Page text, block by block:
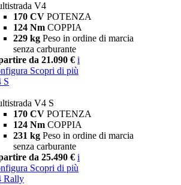
V4
170 CV POTENZA
124 Nm COPPIA
229 kg Peso in ordine di marcia
senza carburante
da 21.090 € i
Scopri di più
S
V4 S
170 CV POTENZA
124 Nm COPPIA
231 kg Peso in ordine di marcia
senza carburante
da 25.490 € i
Scopri di più
Rally